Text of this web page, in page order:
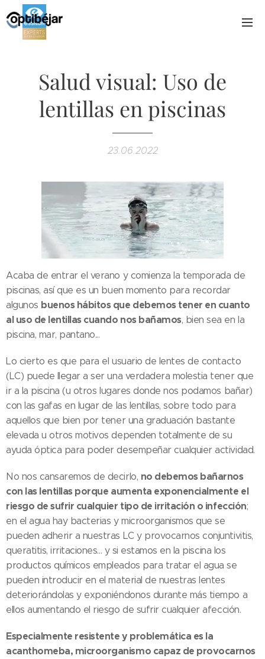
Salud visual: Uso de
lentillas en piscinas
23.06.2022
Acaba de entrar el verano y comienza la temporada de
piscinas, así que es un buen momento para recordar
algunos buenos hábitos que debemos tener en cuanto
al uso de lentillas cuando nos bañamos, bien sea en la
piscina, mar, pantano...
Lo cierto es que para el usuario de lentes de contacto
(LC) puede llegar a ser una verdadera molestia tener que
ir a la piscina (u otros lugares donde nos podamos bañar)
con las gafas en lugar de las lentillas, sobre todo para
aquellos que bien por tener una graduación bastante
elevada u otros motivos dependen totalmente de su
ayuda óptica para poder desempeñar cualquier actividad.
No nos cansaremos de decirlo, no debemos bañarnos
con las lentillas porque aumenta exponencialmente el
riesgo de sufrir cualquier tipo de irritación o infección;
en el agua hay bacterias y microorganismos que se
pueden adherir a nuestras LC y provocarnos conjuntivitis,
queratitis, irritaciones... y si estamos en la piscina los
productos químicos empleados para tratar el agua se
pueden introducir en el material de nuestras lentes
deteriorándolas y exponiéndonos durante más tiempo a
ellos aumentando el riesgo de sufrir cualquier afección.
Especialmente resistente y problemática es la
acanthomeba, microorganismo capaz de provocarnos